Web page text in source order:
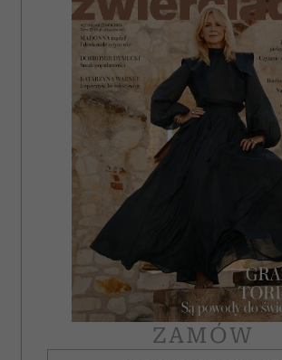
ZAMÓW